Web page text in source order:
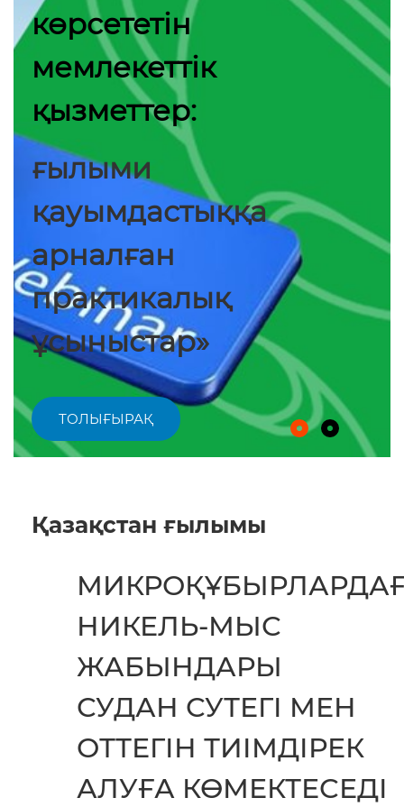
көрсететін
мемлекеттік
қызметтер:
ғылыми
қауымдастыққа
арналған
практикалық
ұсыныстар»
ТОЛЫҒЫРАҚ
Қазақстан ғылымы
НИКЕЛЬ-МЫС
ЖАБЫНДАРЫ
СУДАН СУТЕГІ МЕН
ОТТЕГІН ТИІМДІРЕК
АЛУҒА КӨМЕКТЕСЕДІ